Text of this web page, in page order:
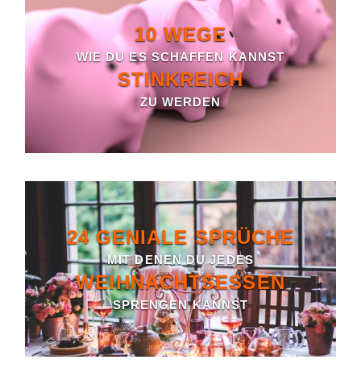
10 WEGE
WIE DU ES SCHAFFEN KANNST
STINKREICH
ZU WERDEN
24 GENIALE SPRÜCHE
MIT DENEN DU JEDES
WEIHNACHTSESSEN
SPRENGEN KANNST